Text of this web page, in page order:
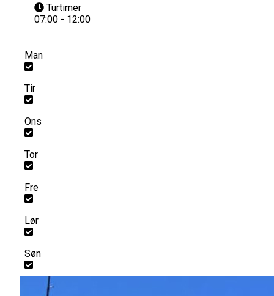
Turtimer
07:00 - 12:00
Man
Tir
Ons
Tor
Fre
Lør
Søn